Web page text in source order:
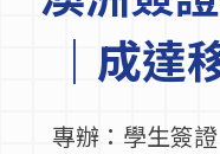
｜成達
專辦：學生簽
最新活動＆成達
大學碩士